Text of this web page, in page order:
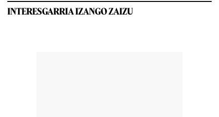
INTERESGARRIA IZANGO ZAIZU